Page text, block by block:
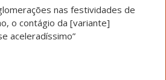
nas festividades de
o contágio da [variante]
aceleradíssimo”